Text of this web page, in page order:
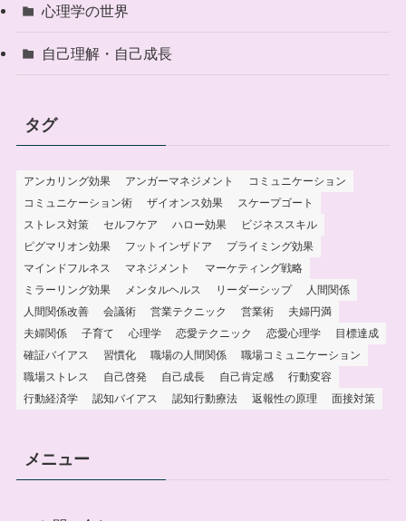
心理学の世界
自己理解・自己成長
タグ
アンカリング効果 アンガーマネジメント
コミュニケーション
コミュニケーション術
ザイオンス効果
スケープゴート
ストレス対策
セルフケア ハロー効果
ビジネススキル
ピグマリオン効果
フットインザドア
プライミング効果
マインドフルネス
マネジメント
マーケティング戦略
ミラーリング効果
メンタルヘルス リーダーシップ
人間関係
人間関係改善
会議術 営業テクニック 営業術
夫婦円満
夫婦関係
子育て 心理学 恋愛テクニック 恋愛心理学
目標達成
確証バイアス
習慣化 職場の人間関係
職場コミュニケーション
職場ストレス
自己啓発 自己成長 自己肯定感
行動変容
行動経済学
認知バイアス 認知行動療法 返報性の原理 面接対策
メニュー